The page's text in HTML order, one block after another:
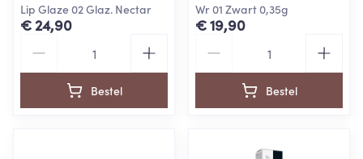
Lip Glaze 02 Glaz. Nectar
€ 24,90
Bestel
Wr 01 Zwart 0,35g
€ 19,90
Bestel